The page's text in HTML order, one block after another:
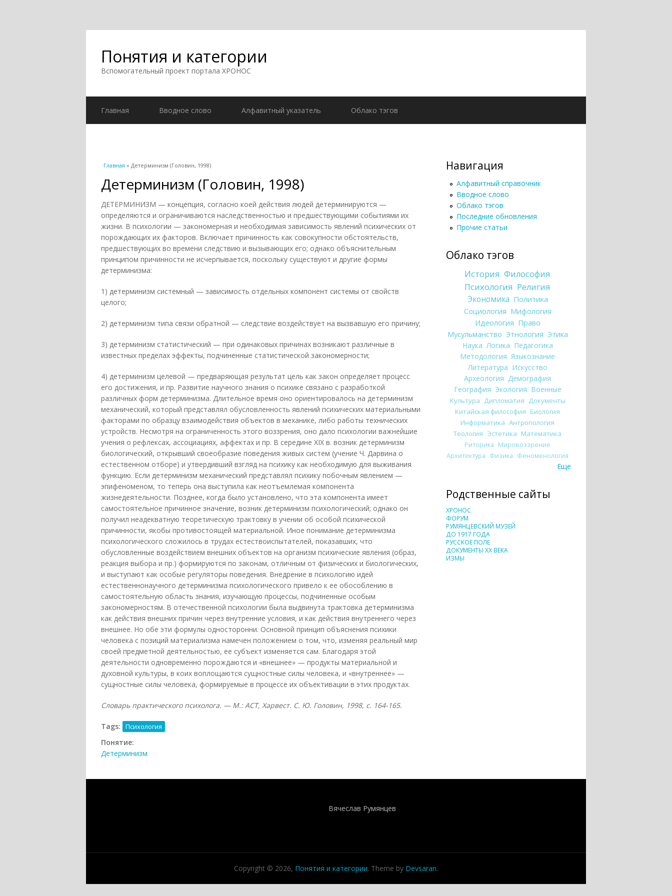
Понятия и категории
Вспомогательный проект портала ХРОНОС
Главная Вводное слово Алфавитный указатель Облако тэгов
Вы здесь
Главная » Детерминизм (Головин, 1998)
Детерминизм (Головин, 1998)
ДЕТЕРМИНИЗМ — концепция, согласно коей действия людей детерминируются —
определяются и ограничиваются наследственностью и предшествующими событиями их
жизни. В психологии — закономерная и необходимая зависимость явлений психических от
порождающих их факторов. Включает причинность как совокупности обстоятельств,
предшествующих во времени следствию и вызывающих его; однако объяснительным
принципом причинности не исчерпывается, поскольку существуют и другие формы
детерминизма:
1) детерминизм системный — зависимость отдельных компонент системы от свойств
целого;
2) детерминизм типа связи обратной — следствие воздействует на вызвавшую его причину;
3) детерминизм статистический — при одинаковых причинах возникают различные в
известных пределах эффекты, подчиненные статистической закономерности;
4) детерминизм целевой — предваряющая результат цель как закон определяет процесс
его достижения, и пр. Развитие научного знания о психике связано с разработкой
различных форм детерминизма. Длительное время оно ориентировалось на детерминизм
механический, который представлял обусловленность явлений психических материальными
факторами по образцу взаимодействия объектов в механике, либо работы технических
устройств. Несмотря на ограниченность этого воззрения, оно дало психологии важнейшие
учения о рефлексах, ассоциациях, аффектах и пр. В середине XIX в. возник детерминизм
биологический, открывший своеобразие поведения живых систем (учение Ч. Дарвина о
естественном отборе) и утвердивший взгляд на психику как необходимую для выживания
функцию. Если детерминизм механический представлял психику побочным явлением —
эпифеноменом, то теперь она выступила как неотъемлемая компонента
жизнедеятельности. Позднее, когда было установлено, что эта компонента имеет
самостоятельное причинное значение, возник детерминизм психологический; однако он
получил неадекватную теоретическую трактовку в учении об особой психической
причинности, якобы противостоящей материальной. Иное понимание детерминизма
психологического сложилось в трудах естествоиспытателей, показавших, что
обусловленные воздействием внешних объектов на организм психические явления (образ,
реакция выбора и пр.) формируются по законам, отличным от физических и биологических,
и выступают как особые регуляторы поведения. Внедрение в психологию идей
естественнонаучного детерминизма психологического привело к ее обособлению в
самостоятельную область знания, изучающую процессы, подчиненные особым
закономерностям. В отечественной психологии была выдвинута трактовка детерминизма
как действия внешних причин через внутренние условия, и как действия внутреннего через
внешнее. Но обе эти формулы односторонни. Основной принцип объяснения психики
человека с позиций материализма намечен положением о том, что, изменяя реальный мир
своей предметной деятельностью, ее субъект изменяется сам. Благодаря этой
деятельности одновременно порождаются и «внешнее» — продукты материальной и
духовной культуры, в коих воплощаются сущностные силы человека, и «внутреннее» —
сущностные силы человека, формируемые в процессе их объективации в этих продуктах.
Словарь практического психолога. — М.: АСТ, Харвест. С. Ю. Головин, 1998, с. 164-165.
Tags: Психология
Понятие:
Детерминизм
Навигация
Алфавитный справочник
Вводное слово
Облако тэгов
Последние обновления
Прочие статьи
Облако тэгов
История Философия
Психология Религия
Экономика Политика
Социология Мифология
Идеология Право
Мусульманство Этнология Этика
Наука Логика Педагогика
Методология Языкознание
Литература Искусство
Археология Демография
География Экология Военные
Культура Дипломатия Документы
Китайская философия Биология
Информатика Антропология
Теология Эстетика Математика
Риторика Мировоззрение
Архитектура Физика Феноменология
Еще
Родственные сайты
ХРОНОС
ФОРУМ
РУМЯНЦЕВСКИЙ МУЗЕЙ
ДО 1917 ГОДА
РУССКОЕ ПОЛЕ
ДОКУМЕНТЫ XX ВЕКА
ИЗМЫ
Вячеслав Румянцев
Copyright © 2026, Понятия и категории. Theme by Devsaran.